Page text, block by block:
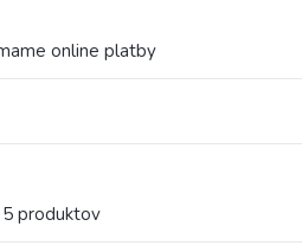
online platby
produktov